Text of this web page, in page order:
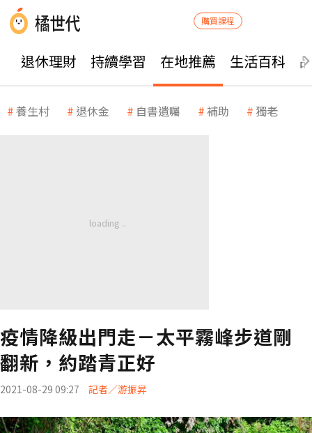
購買課程
退休理財 持續學習 在地推薦 生活百科
養生村 退休金 自書遺囑 補助 獨老
疫情降級出門走－太平霧峰步道剛
翻新，約踏青正好
2021-08-29 09:27 記者／游振昇